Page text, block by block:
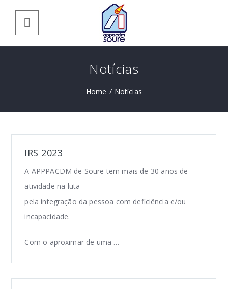
Notícias
Home / Notícias
IRS 2023
A APPPACDM de Soure tem mais de 30 anos de
atividade na luta
pela integração da pessoa com deficiência e/ou
incapacidade.
Com o aproximar de uma …